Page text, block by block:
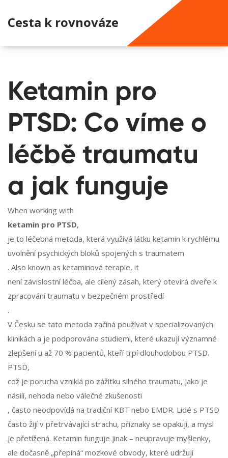
Cesta k rovnováze
Ketamin pro
PTSD: Co víme o
léčbě traumatu
a jak funguje
When working with
ketamin pro PTSD,
je to léčebná metoda, která využívá látku ketamin k rychlému
uvolnění psychických bloků spojených s traumatem
. Also known as ketaminová terapie, it
není závislostní léčba, ale cílený zásah, který otevírá dveře k
zpracování traumatu v bezpečném prostředí
.
V Česku se tato metoda začíná používat v specializovaných
klinikách a je podporována studiemi, které ukazují významné
zlepšení u až 70 % pacientů, kteří trpí dlouhodobou PTSD.
PTSD,
což je porucha vzniklá po zážitku silného traumatu, jako je
násilí, nehoda nebo válečné zkušenosti
, často neodpovídá na tradiční KBT nebo EMDR. Lidé s PTSD
často žijí v přetrvávající strachu, příznaky se opakují, a mysl
je přetížená. Ketamin funguje jinak – neupravuje myšlenky,
ale dočasně „přepíná“ mozkové obvody, které udržují